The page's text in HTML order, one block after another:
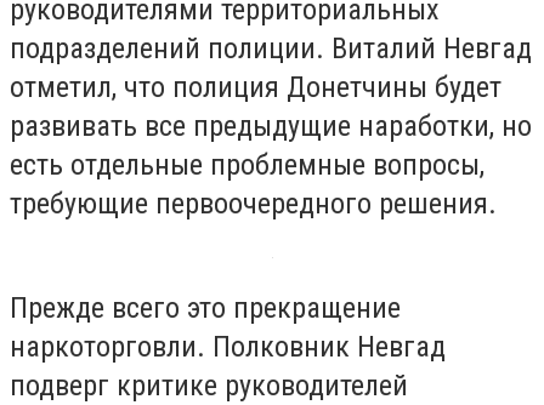
руководителями территориальных
подразделений полиции. Виталий Невгад
отметил, что полиция Донетчины будет
развивать все предыдущие наработки, но
есть отдельные проблемные вопросы,
требующие первоочередного решения.
Прежде всего это прекращение
наркоторговли. Полковник Невгад
подверг критике руководителей